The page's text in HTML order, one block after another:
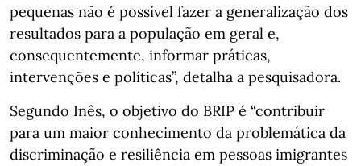
pequenas não é possível fazer a generalização dos
resultados para a população em geral e,
consequentemente, informar práticas,
intervenções e políticas”, detalha a pesquisadora.
Segundo Inês, o objetivo do BRIP é “contribuir
para um maior conhecimento da problemática da
discriminação e resiliência em pessoas imigrantes